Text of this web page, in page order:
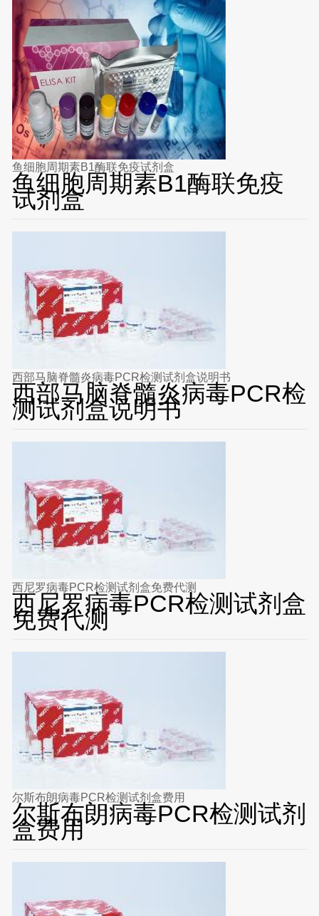
鱼细胞周期素B1酶联免疫试剂盒
鱼细胞周期素B1酶联免疫
试剂盒
西部马脑脊髓炎病毒PCR检测试剂盒说明书
西部马脑脊髓炎病毒PCR检
测试剂盒说明书
西尼罗病毒PCR检测试剂盒免费代测
西尼罗病毒PCR检测试剂盒
免费代测
尔斯布朗病毒PCR检测试剂盒费用
尔斯布朗病毒PCR检测试剂
盒费用